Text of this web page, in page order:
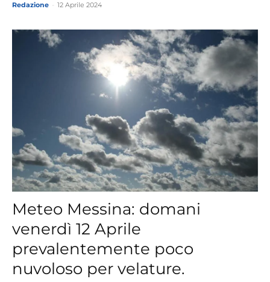
Redazione 12 Aprile 2024
Meteo Messina: domani
venerdì 12 Aprile
prevalentemente poco
nuvoloso per velature.